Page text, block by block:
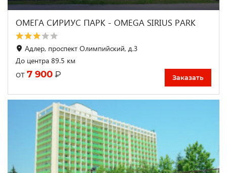
ОМЕГА СИРИУС ПАРК - OMEGA SIRIUS PARK
Адлер, проспект Олимпийский, д.3
До центра 89.5 км
от 7 900 ₽ Заказать